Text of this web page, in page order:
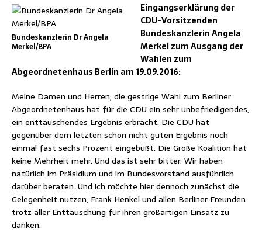
Bundeskanzlerin Dr Angela
Merkel/BPA
Eingangserklärung der
CDU-Vorsitzenden
Bundeskanzlerin Angela
Merkel zum Ausgang der
Wahlen zum
Abgeordnetenhaus Berlin am 19.09.2016:
Meine Damen und Herren, die gestrige Wahl zum Berliner
Abgeordnetenhaus hat für die CDU ein sehr unbefriedigendes,
ein enttäuschendes Ergebnis erbracht. Die CDU hat
gegenüber dem letzten schon nicht guten Ergebnis noch
einmal fast sechs Prozent eingebüßt. Die Große Koalition hat
keine Mehrheit mehr. Und das ist sehr bitter. Wir haben
natürlich im Präsidium und im Bundesvorstand ausführlich
darüber beraten. Und ich möchte hier dennoch zunächst die
Gelegenheit nutzen, Frank Henkel und allen Berliner Freunden
trotz aller Enttäuschung für ihren großartigen Einsatz zu
danken.